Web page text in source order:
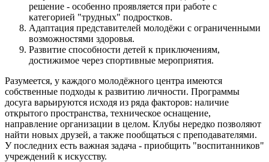
решение - особенно проявляется при работе с
категорией "трудных" подростков.
Адаптация представителей молодёжи с ограниченными
возможностями здоровья.
Развитие способности детей к приключениям,
достижимое через спортивные мероприятия.
Разумеется, у каждого молодёжного центра имеются
собственные подходы к развитию личности. Программы
досуга варьируются исходя из ряда факторов: наличие
открытого пространства, техническое оснащение,
направление организации в целом. Клубы нередко позволяют
найти новых друзей, а также пообщаться с преподавателями.
У последних есть важная задача - приобщить "воспитанников"
учреждений к искусству.